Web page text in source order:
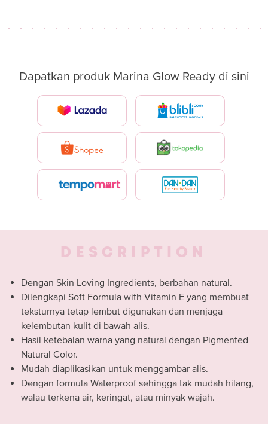
Dapatkan produk Marina Glow Ready di sini
DESCRIPTION
Dengan Skin Loving Ingredients, berbahan natural.
Dilengkapi Soft Formula with Vitamin E yang membuat
teksturnya tetap lembut digunakan dan menjaga
kelembutan kulit di bawah alis.
Hasil ketebalan warna yang natural dengan Pigmented
Natural Color.
Mudah diaplikasikan untuk menggambar alis.
Dengan formula Waterproof sehingga tak mudah hilang,
walau terkena air, keringat, atau minyak wajah.